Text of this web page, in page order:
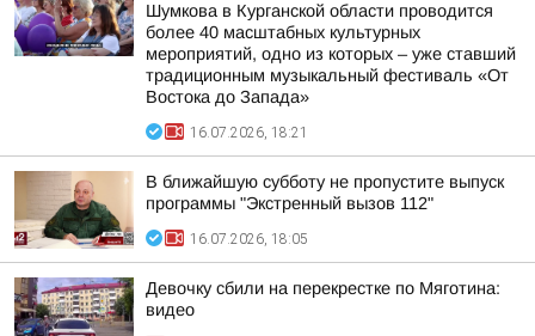
Шумкова в Курганской области проводится
более 40 масштабных культурных
мероприятий, одно из которых – уже ставший
традиционным музыкальный фестиваль «От
Востока до Запада»
16.07.2026, 18:21
В ближайшую субботу не пропустите выпуск
программы "Экстренный вызов 112"
16.07.2026, 18:05
Девочку сбили на перекрестке по Мяготина:
видео